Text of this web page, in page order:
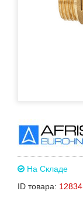
На Складе
ID товара: 12834